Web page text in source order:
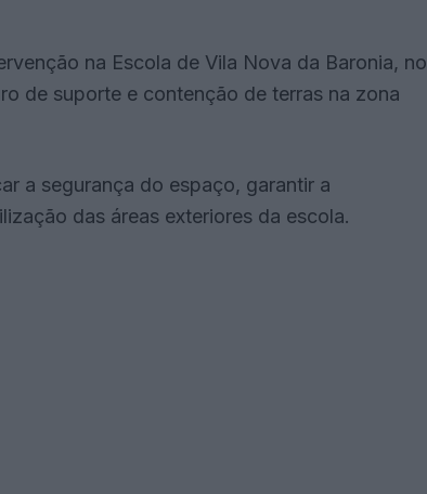
na Escola de Vila Nova da Baronia, no
de suporte e contenção de terras na zona
a segurança do espaço, garantir a
das áreas exteriores da escola.